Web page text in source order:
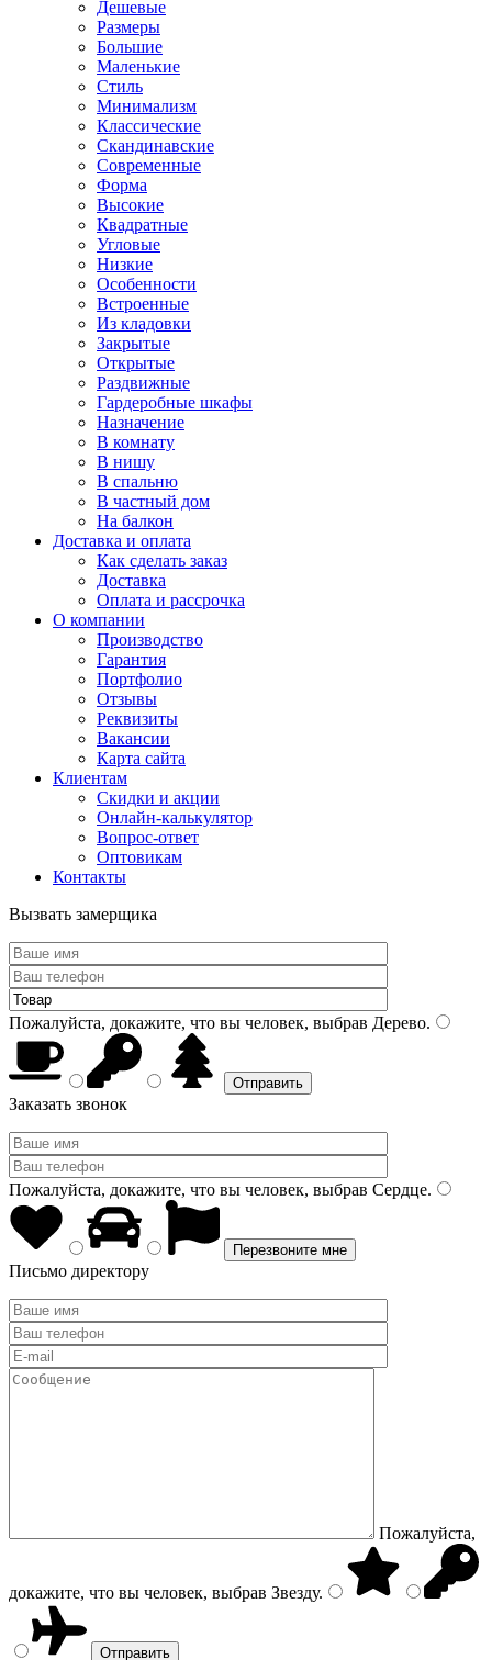
Дешевые
Размеры
Большие
Маленькие
Стиль
Минимализм
Классические
Скандинавские
Современные
Форма
Высокие
Квадратные
Угловые
Низкие
Особенности
Встроенные
Из кладовки
Закрытые
Открытые
Раздвижные
Гардеробные шкафы
Назначение
В комнату
В нишу
В спальню
В частный дом
На балкон
Доставка и оплата
Как сделать заказ
Доставка
Оплата и рассрочка
О компании
Производство
Гарантия
Портфолио
Отзывы
Реквизиты
Вакансии
Карта сайта
Клиентам
Скидки и акции
Онлайн-калькулятор
Вопрос-ответ
Оптовикам
Контакты
Вызвать замерщика
Пожалуйста, докажите, что вы человек, выбрав Дерево.
Заказать звонок
Пожалуйста, докажите, что вы человек, выбрав Сердце.
Письмо директору
Пожалуйста,
докажите, что вы человек, выбрав Звезду.